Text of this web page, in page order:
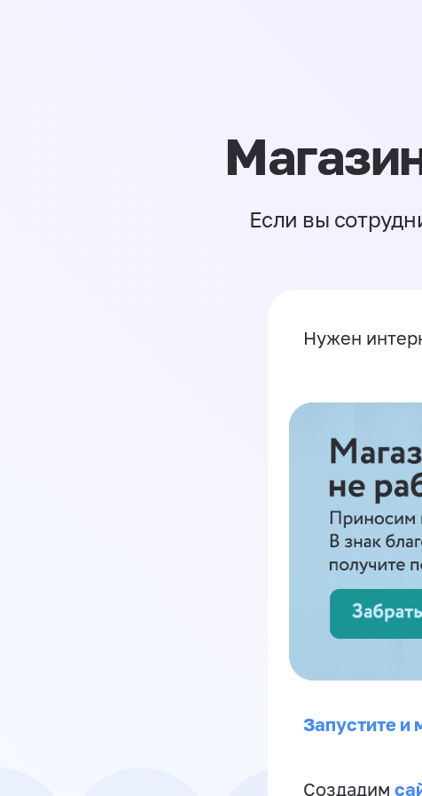
Если вы
Нужен
Запустите и
Создадим